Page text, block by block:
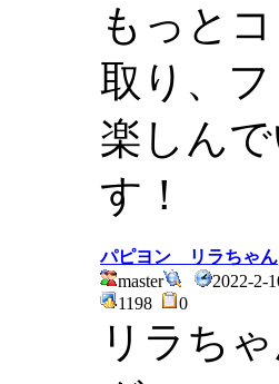
もっと
取り、
楽しん
す！
パピヨン リラちゃん
master
2022-2-
1198
0
リラち